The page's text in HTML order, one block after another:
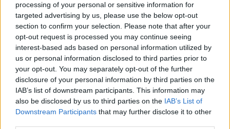
processing of your personal or sensitive information for
targeted advertising by us, please use the below opt-out
section to confirm your selection. Please note that after your
opt-out request is processed you may continue seeing
interest-based ads based on personal information utilized by
us or personal information disclosed to third parties prior to
your opt-out. You may separately opt-out of the further
disclosure of your personal information by third parties on the
IAB’s list of downstream participants. This information may
also be disclosed by us to third parties on the IAB’s List of
Downstream Participants that may further disclose it to other
τις καταστάσεις υγείας είναι η αναγκαιότητα
ενημέρωσης της αξίας της πρόληψης», τονίζει η κ.
Μαρσέλλου. «Και στο πυελικό έδαφος αλλά και σε
πολλές ιατρικές καταστάσεις, η πρόληψη αποτελεί
πάντα την πιο ανώδυνη και αποτελεσματική
μέθοδο αντιμετώπισης. Στην περίπτωση της
πρόπτωσης των πυελικών οργάνων, η
ενδυνάμωση των μυών της πυέλου κατά την